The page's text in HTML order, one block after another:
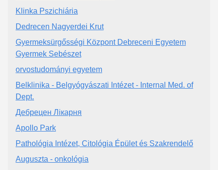
Klinka Pszichiária
Dedrecen Nagyerdei Krut
Gyermeksürgősségi Központ Debreceni Egyetem
Gyermek Sebészet
orvostudományi egyetem
Belklinika - Belgyógyászati Intézet - Internal Med. of
Dept.
Дебрецен Лікарня
Apollo Park
Pathológia Intézet, Citológia Épület és Szakrendelő
Auguszta - onkológia